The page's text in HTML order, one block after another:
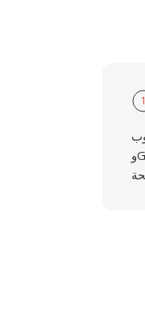
1
وGoogle Drive وDropbox، ورابط URL أو